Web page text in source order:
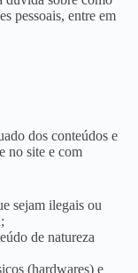
pessoais, entre em
dos conteúdos e
no site e com
sejam ilegais ou
de natureza
(hardwares) e